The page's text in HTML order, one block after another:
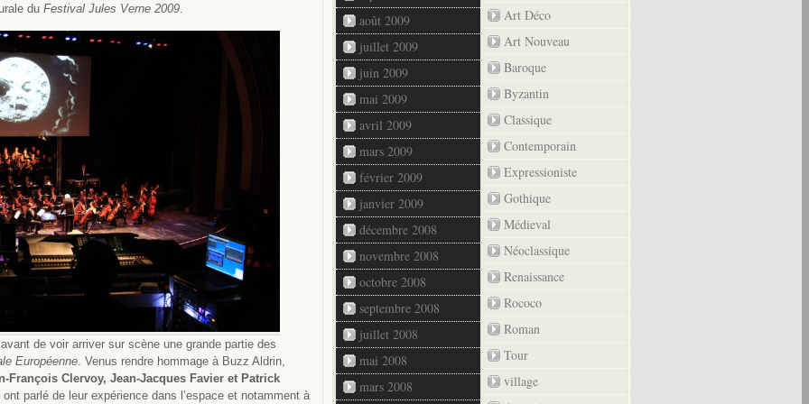
du Festival Jules Verne 2009.
de voir arriver sur scène une grande partie des
Européenne. Venus rendre hommage à Buzz Aldrin,
François Clervoy, Jean-Jacques Favier et Patrick
parlé de leur expérience dans l’espace et notamment à
août 2009
juillet 2009
juin 2009
mai 2009
avril 2009
mars 2009
février 2009
janvier 2009
décembre 2008
novembre 2008
octobre 2008
septembre 2008
juillet 2008
mai 2008
mars 2008
Art Déco
Art Nouveau
Baroque
Byzantin
Classique
Contemporain
Expressioniste
Gothique
Médieval
Néoclassique
Renaissance
Rococo
Roman
Tour
village